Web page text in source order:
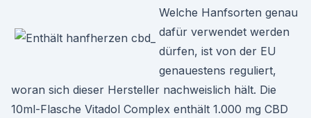
Welche Hanfsorten genau
dafür verwendet werden
dürfen, ist von der EU
genauestens reguliert,
woran sich dieser Hersteller nachweislich hält. Die
10ml-Flasche Vitadol Complex enthält 1.000 mg CBD